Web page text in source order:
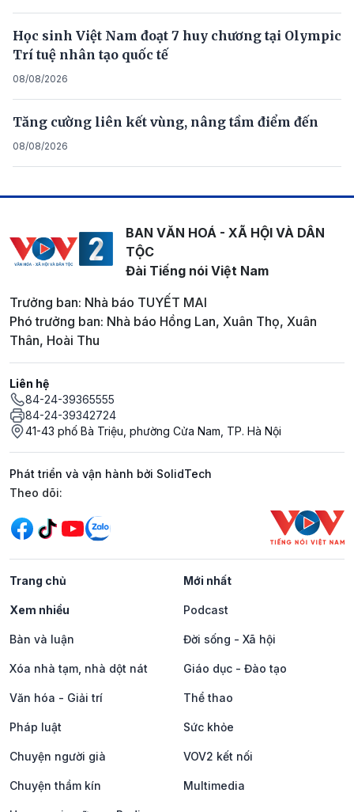
Học sinh Việt Nam đoạt 7 huy chương tại Olympic
Trí tuệ nhân tạo quốc tế
08/08/2026
Tăng cường liên kết vùng, nâng tầm điểm đến
08/08/2026
BAN VĂN HOÁ - XÃ HỘI VÀ DÂN
TỘC
Đài Tiếng nói Việt Nam
Trưởng ban: Nhà báo TUYẾT MAI
Phó trưởng ban: Nhà báo Hồng Lan, Xuân Thọ, Xuân
Thân, Hoài Thu
Liên hệ
84-24-39365555
84-24-39342724
41-43 phố Bà Triệu, phường Cửa Nam, TP. Hà Nội
Phát triển và vận hành bởi SolidTech
Mạng xã hội
Theo dõi:
Trang chủ Mới nhất
Xem nhiều Podcast
Bàn và luận Đời sống - Xã hội
Xóa nhà tạm, nhà dột nát Giáo dục - Đào tạo
Văn hóa - Giải trí Thể thao
Pháp luật Sức khỏe
Chuyện người già VOV2 kết nối
Chuyện thầm kín Multimedia